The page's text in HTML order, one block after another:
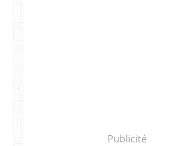
Publicité